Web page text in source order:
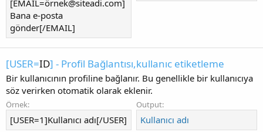
[EMAIL=örnek@siteadi.com]
Bana e-posta
gönder[/EMAIL]
[USER=ID] - Profil Bağlantısı,kullanıc etiketleme
Bir kullanıcının profiline bağlanır. Bu genellikle bir kullanıcıya
söz verirken otomatik olarak eklenir.
Örnek:
[USER=1]Kullanıcı adı[/USER]
Output:
Kullanıcı adı